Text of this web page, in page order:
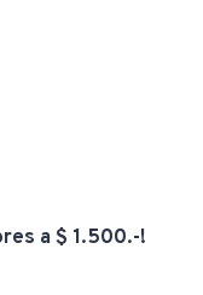
a $ 1.500.-!